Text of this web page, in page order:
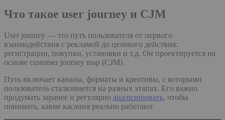
Что такое user journey и CJM
User journey — это путь пользователя от первого
взаимодействия с рекламой до целевого действия:
регистрации, покупки, установки и т.д. Он проектируется на
основе customer journey map (CJM).
Путь включает каналы, форматы и креативы, с которыми
пользователь сталкивается на разных этапах. Его важно
продумать заранее и регулярно анализировать, чтобы
понимать, какие касания реально работают.